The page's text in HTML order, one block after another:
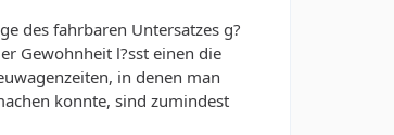
des fahrbaren Untersatzes g?
Gewohnheit l?sst einen die
in denen man
konnte, sind zumindest